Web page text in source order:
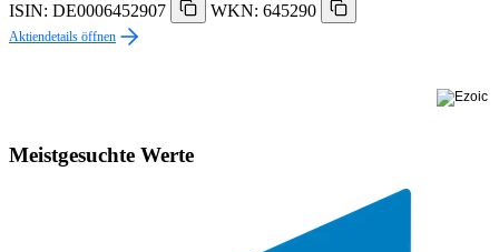
ISIN: DE0006452907
WKN: 645290
Aktiendetails öffnen
Meistgesuchte Werte